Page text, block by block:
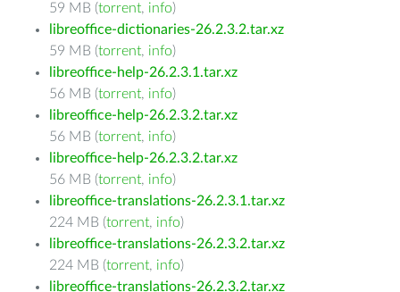
59 MB (torrent, info)
libreoffice-dictionaries-26.2.3.2.tar.xz
59 MB (torrent, info)
libreoffice-help-26.2.3.1.tar.xz
56 MB (torrent, info)
libreoffice-help-26.2.3.2.tar.xz
56 MB (torrent, info)
libreoffice-help-26.2.3.2.tar.xz
56 MB (torrent, info)
libreoffice-translations-26.2.3.1.tar.xz
224 MB (torrent, info)
libreoffice-translations-26.2.3.2.tar.xz
224 MB (torrent, info)
libreoffice-translations-26.2.3.2.tar.xz